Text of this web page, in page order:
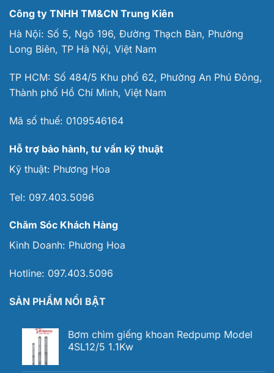
Công ty TNHH TM&CN Trung Kiên
Hà Nội: Số 5, Ngõ 196, Đường Thạch Bàn, Phường
Long Biên, TP Hà Nội, Việt Nam
TP HCM: Số 484/5 Khu phố 62, Phường An Phú Đông,
Thành phố Hồ Chí Minh, Việt Nam
Mã số thuế: 0109546164
Hỗ trợ bảo hành, tư vấn kỹ thuật
Kỹ thuật: Phương Hoa
Tel: 097.403.5096
Chăm Sóc Khách Hàng
Kinh Doanh: Phương Hoa
Hotline: 097.403.5096
SẢN PHẨM NỔI BẬT
Bơm chìm giếng khoan Redpump Model
4SL12/5 1.1Kw